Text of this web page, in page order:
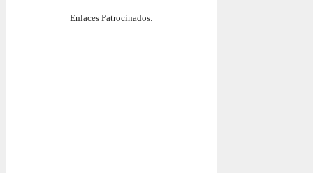
Enlaces Patrocinados: